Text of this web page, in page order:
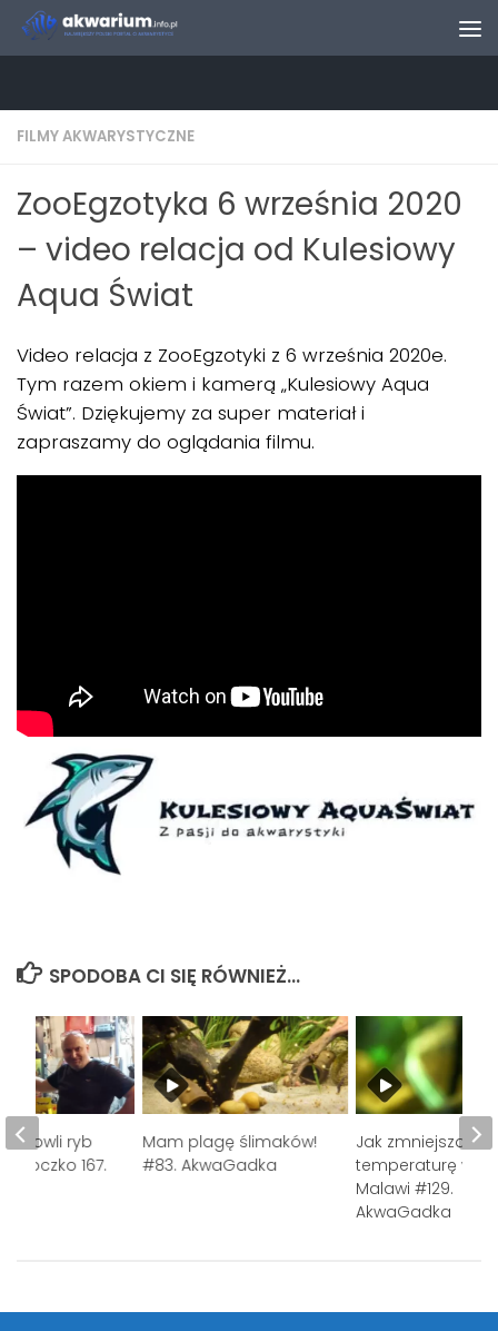
Skip to content
FILMY AKWARYSTYCZNE
ZooEgzotyka 6 września 2020
– video relacja od Kulesiowy
Aqua Świat
Video relacja z ZooEgzotyki z 6 września 2020e.
Tym razem okiem i kamerą „Kulesiowy Aqua
Świat”. Dziękujemy za super materiał i
zapraszamy do oglądania filmu.
SPODOBA CI SIĘ RÓWNIEŻ...
Mam plagę ślimaków!
#83. AkwaGadka
Jak zmniejszam
temperaturę
Malawi #129.
AkwaGadka
ryb
Koczko 167.